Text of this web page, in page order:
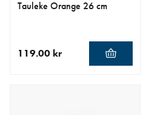
Tauleke Orange 26 cm
119.00 kr